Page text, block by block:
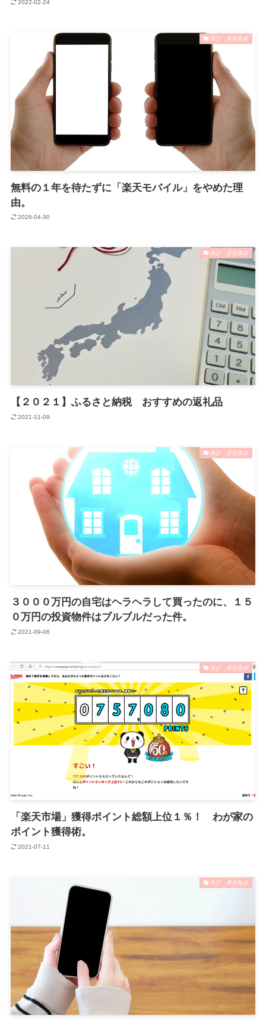
2022-02-24
家計・資産形成
無料の１年を待たずに「楽天モバイル」をやめた理
由。
2026-04-30
家計・資産形成
【２０２１】ふるさと納税 おすすめの返礼品
2021-11-09
家計・資産形成
３０００万円の自宅はヘラヘラして買ったのに、１５
０万円の投資物件はブルブルだった件。
2021-09-06
家計・資産形成
「楽天市場」獲得ポイント総額上位１％！ わが家の
ポイント獲得術。
2021-07-11
家計・資産形成